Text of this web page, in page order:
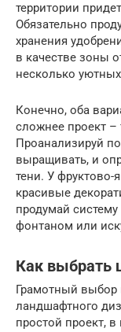
территории
Обязательно
хранения
в качестве зоны
несколько
Конечно, оба
сложнее проект –
Проанализируй
выращивать, и
тени. У
красивые
продумай
фонтаном или
Как выбрать
Грамотный выбор
ландшафтного
простой проект,